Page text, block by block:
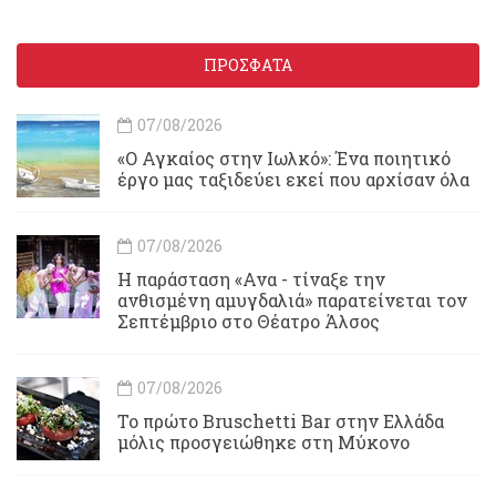
ΠΡΟΣΦΑΤΑ
07/08/2026
«Ο Αγκαίος στην Ιωλκό»: Ένα ποιητικό
έργο μας ταξιδεύει εκεί που αρχίσαν όλα
07/08/2026
Η παράσταση «Ανα - τίναξε την
ανθισμένη αμυγδαλιά» παρατείνεται τον
Σεπτέμβριο στο Θέατρο Άλσος
07/08/2026
Το πρώτο Bruschetti Bar στην Ελλάδα
μόλις προσγειώθηκε στη Μύκονο